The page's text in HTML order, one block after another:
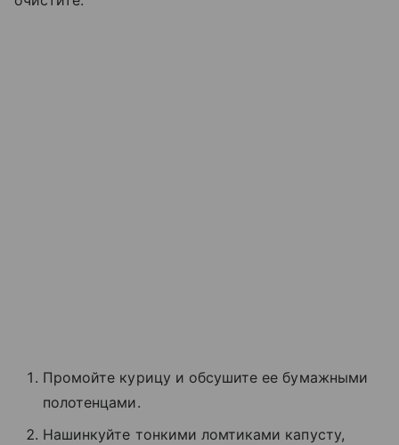
Промойте курицу и обсушите ее бумажными
полотенцами.
Нашинкуйте тонкими ломтиками капусту,